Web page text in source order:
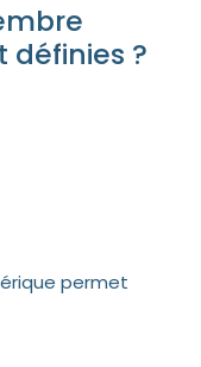
?
permet